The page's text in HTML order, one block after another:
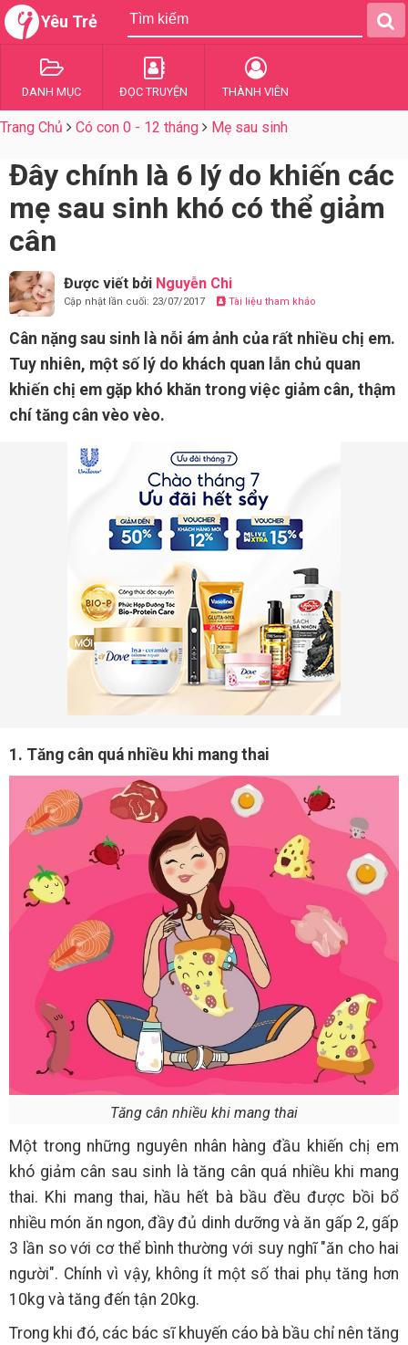
Yêu Trẻ
DANH MỤC ĐỌC TRUYỆN THÀNH VIÊN
Trang Chủ Có con 0 - 12 tháng Mẹ sau sinh
Đây chính là 6 lý do khiến các
mẹ sau sinh khó có thể giảm
cân
Được viết bởi Nguyễn Chi
Cập nhật lần cuối: 23/07/2017 Tài liệu tham khảo
Cân nặng sau sinh là nỗi ám ảnh của rất nhiều chị em.
Tuy nhiên, một số lý do khách quan lẫn chủ quan
khiến chị em gặp khó khăn trong việc giảm cân, thậm
chí tăng cân vèo vèo.
1. Tăng cân quá nhiều khi mang thai
Tăng cân nhiều khi mang thai
Một trong những nguyên nhân hàng đầu khiến chị em
khó giảm cân sau sinh là tăng cân quá nhiều khi mang
thai. Khi mang thai, hầu hết bà bầu đều được bồi bổ
nhiều món ăn ngon, đầy đủ dinh dưỡng và ăn gấp 2, gấp
3 lần so với cơ thể bình thường với suy nghĩ "ăn cho hai
người". Chính vì vậy, không ít một số thai phụ tăng hơn
10kg và tăng đến tận 20kg.
Trong khi đó, các bác sĩ khuyến cáo bà bầu chỉ nên tăng